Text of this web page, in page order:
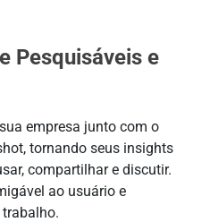
Pesquisáveis e
empresa junto com o
tornando seus insights
compartilhar e discutir.
ao usuário e